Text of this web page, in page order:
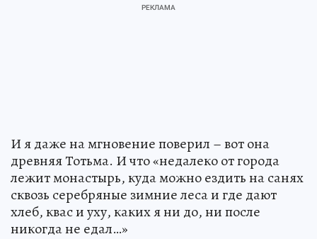
И я даже на мгновение поверил – вот она
древняя Тотьма. И что «недалеко от города
лежит монастырь, куда можно ездить на санях
сквозь серебряные зимние леса и где дают
хлеб, квас и уху, каких я ни до, ни после
никогда не едал…»